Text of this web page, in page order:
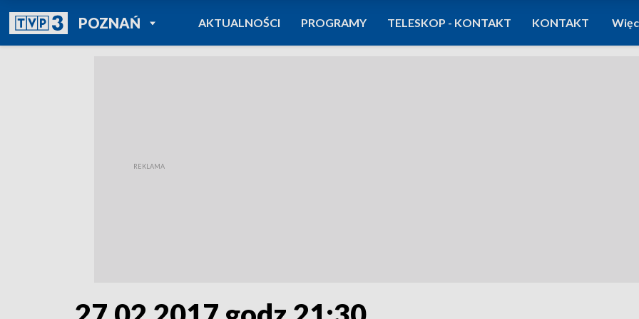
POZNAŃPOWRÓT DO
TVP REGIONY
AKTUALNOŚCI PROGRAMY TELESKOP - KONTAKT KONTAKT